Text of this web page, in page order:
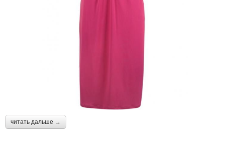
читать дальше →